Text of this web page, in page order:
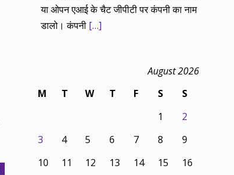
या ओपन एआई के चैट जीपीटी पर कंपनी का नाम
डालो। कंपनी […]
August 2026
M
T W T F S
S
1
2
3
4 5 6 7 8
9
10
11 12 13 14 15
16